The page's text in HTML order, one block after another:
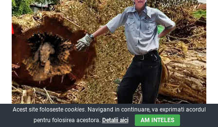
Acest site foloseste cookies. Navigand in continuare, va exprimati acordul
pentru folosirea acestora. Detalii aici AM INTELES